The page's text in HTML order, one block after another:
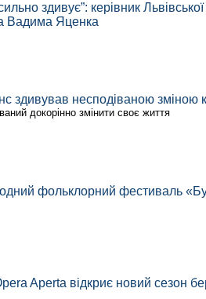
здивує”: керівник
Вадима Яценка
здивував несподіваною зміною
докорінно змінити своє життя
фольклорний фестиваль
Aperta відкриє новий сезон